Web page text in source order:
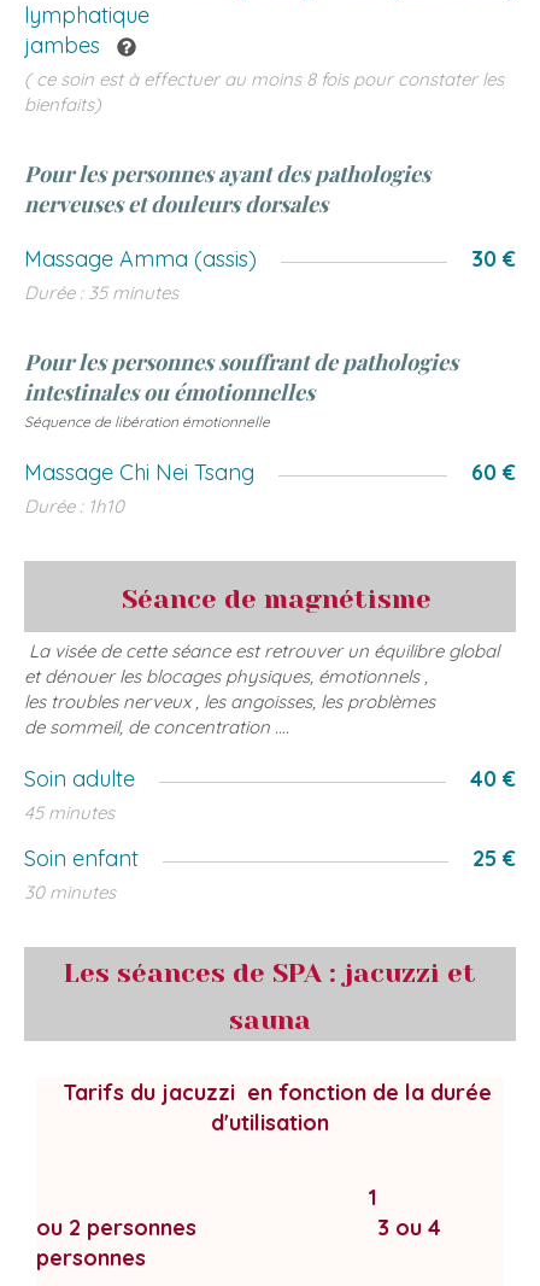
lymphatique
jambes
( ce soin est à effectuer au moins 8 fois pour constater les
bienfaits)
Pour les personnes ayant des pathologies
nerveuses et douleurs dorsales
30 €
Massage Amma (assis)
Durée : 35 minutes
Pour les personnes souffrant de pathologies
intestinales ou émotionnelles
Séquence de libération émotionnelle
60 €
Massage Chi Nei Tsang
Durée : 1h10
Séance de magnétisme
La visée de cette séance est retrouver un équilibre global
et dénouer les blocages physiques, émotionnels ,
les troubles nerveux , les angoisses, les problèmes
de sommeil, de concentration ....
40 €
Soin adulte
45 minutes
25 €
Soin enfant
30 minutes
Les séances de SPA : jacuzzi et
sauna
Tarifs du jacuzzi en fonction de la durée
d'utilisation
1
ou 2 personnes 3 ou 4
personnes